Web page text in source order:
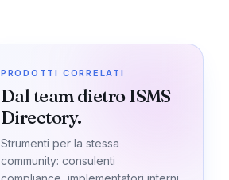
PRODOTTI CORRELATI
Dal team dietro ISMS
Directory.
Strumenti per la stessa
community: consulenti